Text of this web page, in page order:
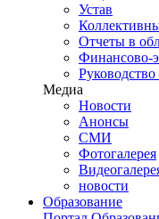
Устав
Отчеты в
Финансово-
Медиа
Новости
Анонсы
СМИ
Фотогалерея
новости
Образование